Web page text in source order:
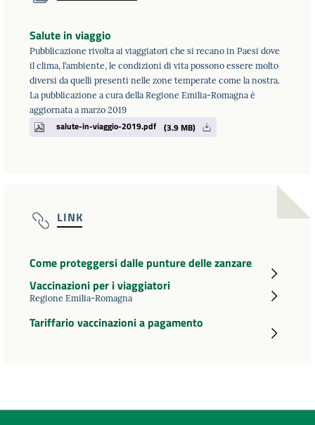
Salute in viaggio
Pubblicazione rivolta ai viaggiatori che si recano in Paesi dove
il clima, l’ambiente, le condizioni di vita possono essere molto
diversi da quelli presenti nelle zone temperate come la nostra.
La pubblicazione a cura della Regione Emilia-Romagna è
aggiornata a marzo 2019
salute-in-viaggio-2019.pdf (3.9 MB)
LINK
Come proteggersi dalle punture delle zanzare
Vaccinazioni per i viaggiatori
Regione Emilia-Romagna
Tariffario vaccinazioni a pagamento